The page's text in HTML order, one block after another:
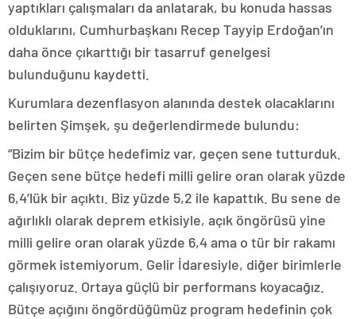
yaptıkları çalışmaları da anlatarak, bu konuda hassas
olduklarını, Cumhurbaşkanı Recep Tayyip Erdoğan’ın
daha önce çıkarttığı bir tasarruf genelgesi
bulunduğunu kaydetti.
Kurumlara dezenflasyon alanında destek olacaklarını
belirten Şimşek, şu değerlendirmede bulundu:
“Bizim bir bütçe hedefimiz var, geçen sene tutturduk.
Geçen sene bütçe hedefi milli gelire oran olarak yüzde
6,4’lük bir açıktı. Biz yüzde 5,2 ile kapattık. Bu sene de
ağırlıklı olarak deprem etkisiyle, açık öngörüsü yine
milli gelire oran olarak yüzde 6,4 ama o tür bir rakamı
görmek istemiyorum. Gelir İdaresiyle, diğer birimlerle
çalışıyoruz. Ortaya güçlü bir performans koyacağız.
Bütçe açığını öngördüğümüz program hedefinin çok